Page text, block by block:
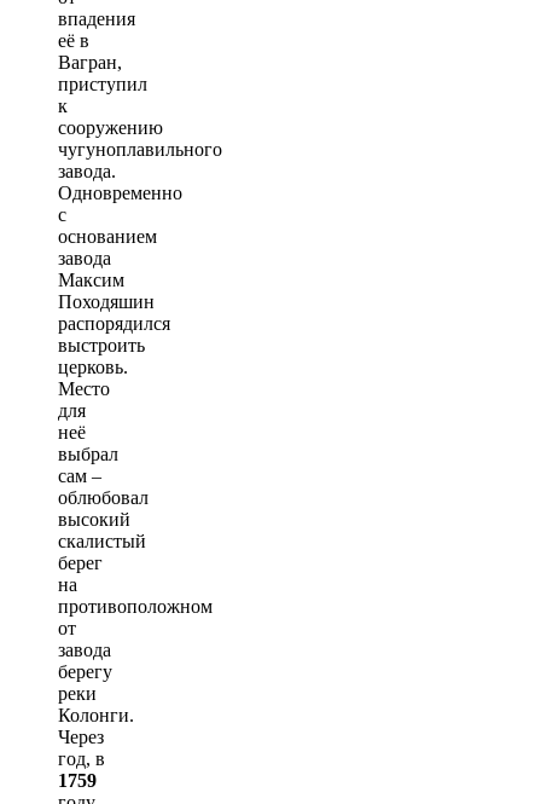
впадения
её в
Вагран,
приступил
к
сооружению
чугуноплавильного
завода.
Одновременно
с
основанием
завода
Максим
Походяшин
распорядился
выстроить
церковь.
Место
для
неё
выбрал
сам –
облюбовал
высокий
скалистый
берег
на
противоположном
от
завода
берегу
реки
Колонги.
Через
год, в
1759